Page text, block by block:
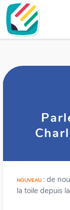
NOUVEAU : de
la toile depuis